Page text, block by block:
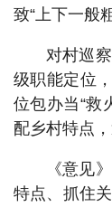
致“上下一般
对村巡
级职能定位
位包办当“救
配乡村特点，
《意见
特点、抓住